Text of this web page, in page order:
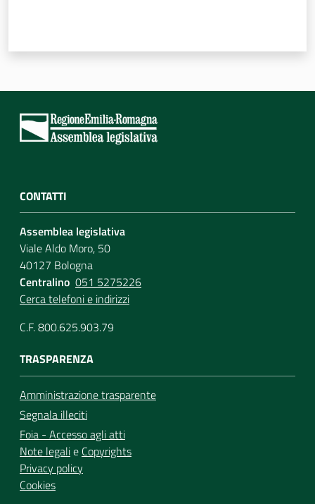
CONTATTI
Assemblea legislativa
Viale Aldo Moro, 50
40127 Bologna
Centralino 051 5275226
Cerca telefoni e indirizzi
C.F. 800.625.903.79
TRASPARENZA
Amministrazione trasparente
Segnala illeciti
Foia - Accesso agli atti
Note legalie Copyrights
Privacy policy
Cookies